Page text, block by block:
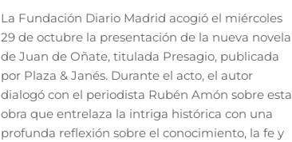
La Fundación Diario Madrid acogió el miércoles
29 de octubre la presentación de la nueva novela
de Juan de Oñate, titulada Presagio, publicada
por Plaza & Janés. Durante el acto, el autor
dialogó con el periodista Rubén Amón sobre esta
obra que entrelaza la intriga histórica con una
profunda reflexión sobre el conocimiento, la fe y